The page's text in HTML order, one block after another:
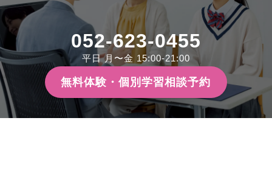
052-623-0455
平日 月〜金 15:00-21:00
無料体験・個別学習相談予約